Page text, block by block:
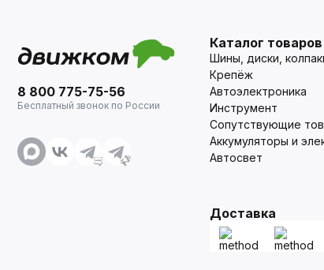
8 800 775-75-56
Бесплатный звонок по России
Каталог товаров
Шины, диски,
Крепёж
Автоэлектроника
Инструмент
Сопутствующие
Аккумуляторы и
Автосвет
Доставка